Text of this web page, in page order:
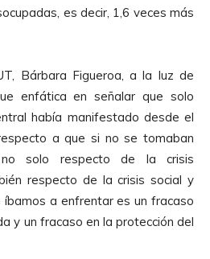
es decir, 1,6 veces más
Bárbara Figueroa, a la luz de
enfática en señalar que solo
había manifestado desde el
a que si no se tomaban
no solo respecto de la crisis
respecto de la crisis social y
íbamos a enfrentar es un fracaso
y un fracaso en la protección del